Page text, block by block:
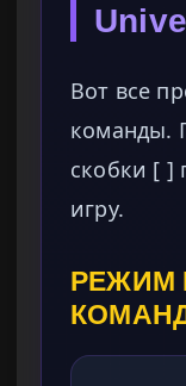
Вот все
команды.
скобки [ ]
игру.
РЕЖИМ